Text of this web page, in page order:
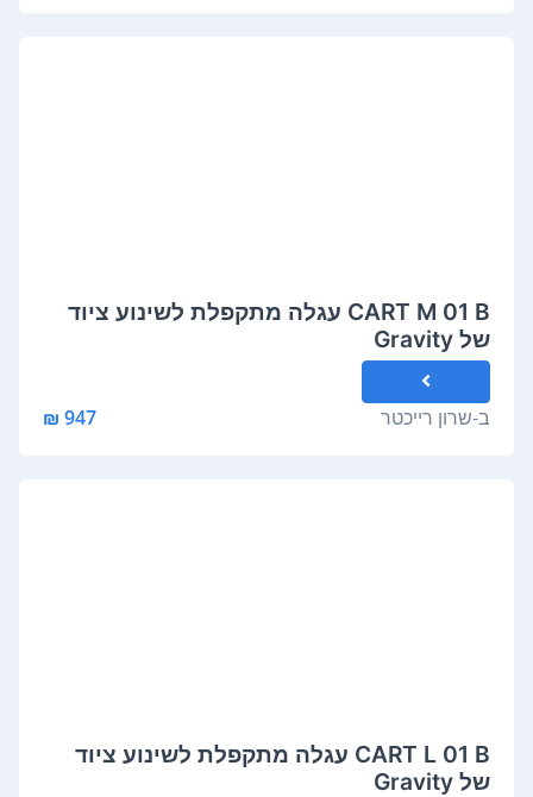
CART M 01 B עגלה מתקפלת לשינוע ציוד
של Gravity
ב-שרון רייכטר 947 ₪
CART L 01 B עגלה מתקפלת לשינוע ציוד
של Gravity